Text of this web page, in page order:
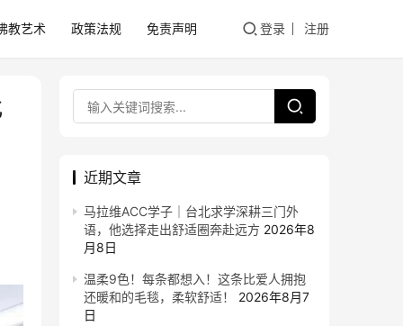
教艺术 政策法规 免责声明 登录 注册
近期文章
马拉维ACC学子｜台北求学深耕三门外
语，他选择走出舒适圈奔赴远方 2026年8
月8日
温柔9色！每条都想入！这条比爱人拥抱
还暖和的毛毯，柔软舒适！
2026年8月7
日